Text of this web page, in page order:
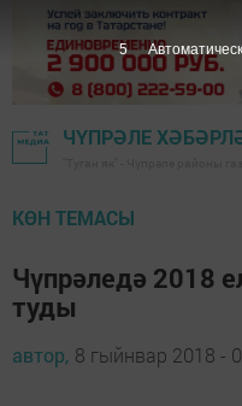
ЧҮПРӘЛЕ
КӨН ТЕМАСЫ
Чүпрәледә 2018
туды
автор, 8 гыйнвар 2018 -
4